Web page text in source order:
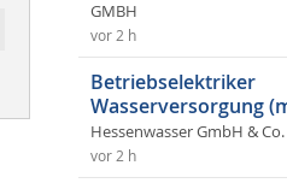
GMBH
vor 2 h
Betriebselektriker
Wasserversorgung
Hessenwasser GmbH & Co.
vor 2 h